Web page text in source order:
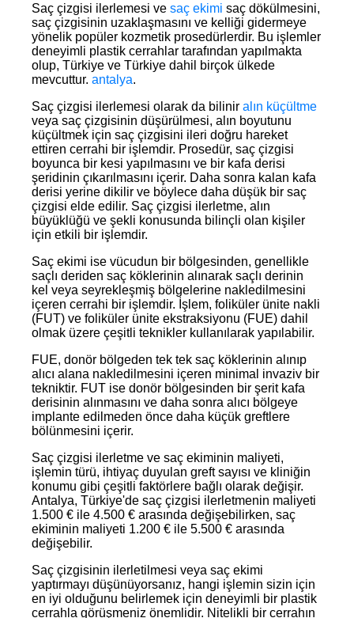
Saç çizgisi ilerlemesi ve saç ekimi saç dökülmesini,
saç çizgisinin uzaklaşmasını ve kelliği gidermeye
yönelik popüler kozmetik prosedürlerdir. Bu işlemler
deneyimli plastik cerrahlar tarafından yapılmakta
olup, Türkiye ve Türkiye dahil birçok ülkede
mevcuttur. antalya.
Saç çizgisi ilerlemesi olarak da bilinir alın küçültme
veya saç çizgisinin düşürülmesi, alın boyutunu
küçültmek için saç çizgisini ileri doğru hareket
ettiren cerrahi bir işlemdir. Prosedür, saç çizgisi
boyunca bir kesi yapılmasını ve bir kafa derisi
şeridinin çıkarılmasını içerir. Daha sonra kalan kafa
derisi yerine dikilir ve böylece daha düşük bir saç
çizgisi elde edilir. Saç çizgisi ilerletme, alın
büyüklüğü ve şekli konusunda bilinçli olan kişiler
için etkili bir işlemdir.
Saç ekimi ise vücudun bir bölgesinden, genellikle
saçlı deriden saç köklerinin alınarak saçlı derinin
kel veya seyrekleşmiş bölgelerine nakledilmesini
içeren cerrahi bir işlemdir. İşlem, foliküler ünite nakli
(FUT) ve foliküler ünite ekstraksiyonu (FUE) dahil
olmak üzere çeşitli teknikler kullanılarak yapılabilir.
FUE, donör bölgeden tek tek saç köklerinin alınıp
alıcı alana nakledilmesini içeren minimal invaziv bir
tekniktir. FUT ise donör bölgesinden bir şerit kafa
derisinin alınmasını ve daha sonra alıcı bölgeye
implante edilmeden önce daha küçük greftlere
bölünmesini içerir.
Saç çizgisi ilerletme ve saç ekiminin maliyeti,
işlemin türü, ihtiyaç duyulan greft sayısı ve kliniğin
konumu gibi çeşitli faktörlere bağlı olarak değişir.
Antalya, Türkiye'de saç çizgisi ilerletmenin maliyeti
1.500 € ile 4.500 € arasında değişebilirken, saç
ekiminin maliyeti 1.200 € ile 5.500 € arasında
değişebilir.
Saç çizgisinin ilerletilmesi veya saç ekimi
yaptırmayı düşünüyorsanız, hangi işlemin sizin için
en iyi olduğunu belirlemek için deneyimli bir plastik
cerrahla görüşmeniz önemlidir. Nitelikli bir cerrahın